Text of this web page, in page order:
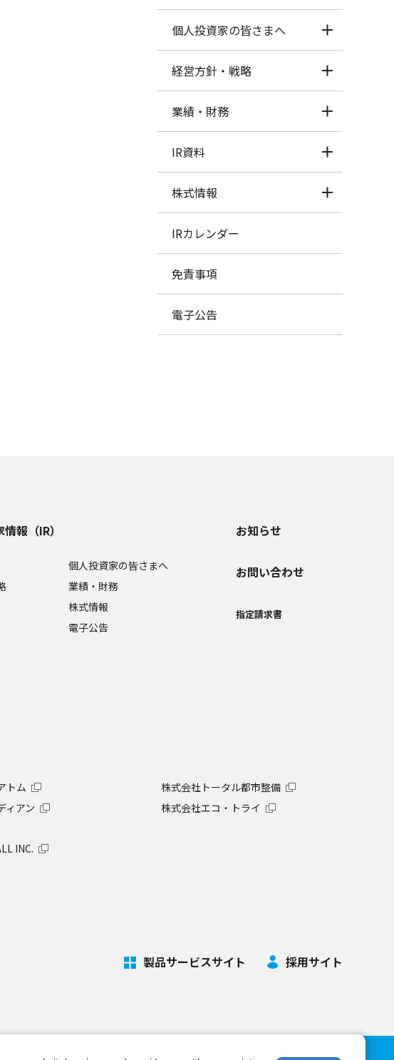
個人投資家の皆さまへ
経営方針・戦略
業績・財務
IR資料
株式情報
IRカレンダー
免責事項
電子公告
報（IR）
個人投資家の皆さまへ
業績・財務
株式情報
電子公告
お知らせ
お問い合わせ
指定請求書
トム
ィアン
INC.
株式会社トータル都市整備
株式会社エコ・トライ
製品サービスサイト 採用サイト